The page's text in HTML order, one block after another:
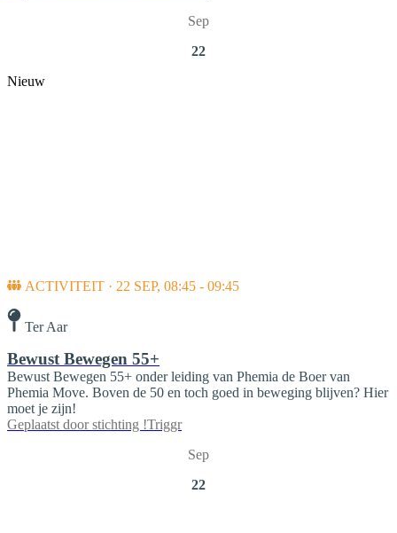
Sep
22
Nieuw
ACTIVITEIT · 22 SEP, 08:45 - 09:45
Ter Aar
Bewust Bewegen 55+
Bewust Bewegen 55+ onder leiding van Phemia de Boer van
Phemia Move. Boven de 50 en toch goed in beweging blijven? Hier
moet je zijn!
Geplaatst door stichting !Triggr
Sep
22